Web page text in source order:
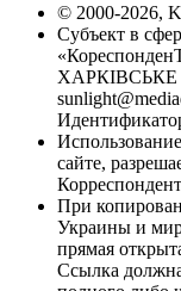
© 2000-2026,
Субъект в
ХАРКІВСЬКЕ
сайте,
При
Украины и
прямая
Ссылка